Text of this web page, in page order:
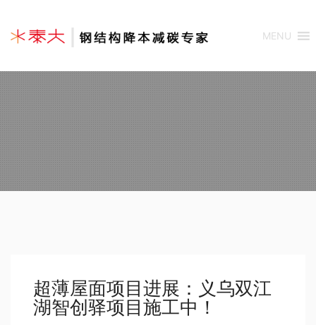
MENU
超薄屋面项目进展：义乌双江
湖智创驿项目施工中！